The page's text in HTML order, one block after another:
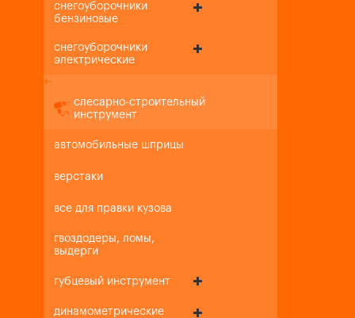
снегоуборочники
бензиновые
снегоуборочники
электрические
+-
слесарно-строительный
инструмент
автомобильные шприцы
верстаки
все для правки кузова
гвоздодеры, ломы,
выдерги
губцевый инструмент
динамометрические